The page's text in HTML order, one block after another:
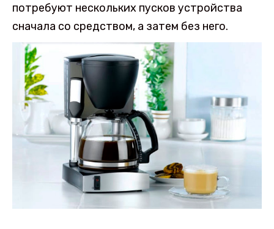
потребуют нескольких пусков устройства
сначала со средством, а затем без него.